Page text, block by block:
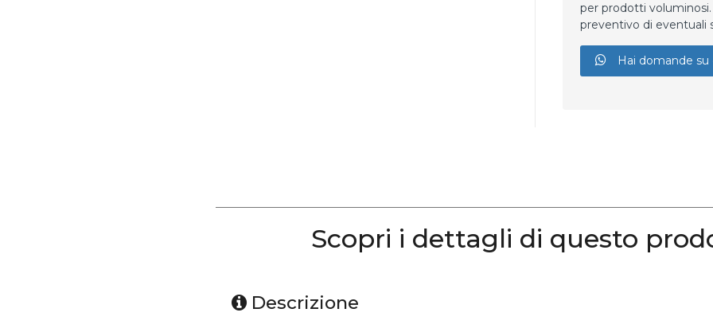
per prodotti
preventivo di eventuali
Hai domande
Scopri i dettagli di questo
Descrizione